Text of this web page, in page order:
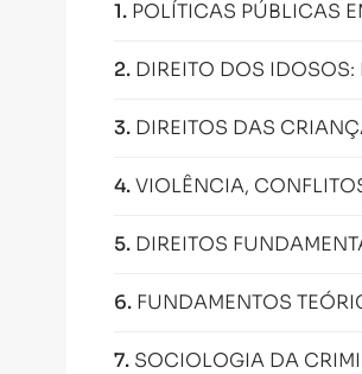
1. POLÍTICAS PÚBLICAS
2. DIREITO DOS IDOSOS:
3. DIREITOS DAS
4.VIOLÊNCIA,
5. DIREITOS
6. FUNDAMENTOS
7. SOCIOLOGIA DA